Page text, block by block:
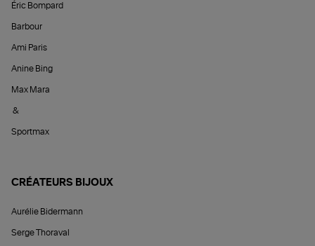
Éric Bompard
Barbour
Ami Paris
Anine Bing
Max Mara
&
Sportmax
CRÉATEURS BIJOUX
Aurélie Bidermann
Serge Thoraval